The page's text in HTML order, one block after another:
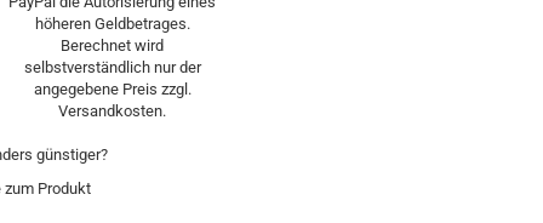
günstiger?
zum Produkt